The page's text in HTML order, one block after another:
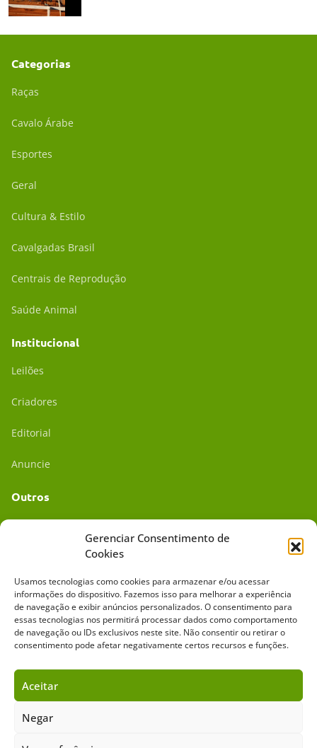
Gerenciar Consentimento de
Cookies
Usamos tecnologias como cookies para armazenar e/ou acessar
informações do dispositivo. Fazemos isso para melhorar a experiência
de navegação e exibir anúncios personalizados. O consentimento para
essas tecnologias nos permitirá processar dados como comportamento
de navegação ou IDs exclusivos neste site. Não consentir ou retirar o
consentimento pode afetar negativamente certos recursos e funções.
Aceitar
Negar
Categorias
Raças
Cavalo Árabe
Esportes
Geral
Cultura & Estilo
Cavalgadas Brasil
Centrais de Reprodução
Saúde Animal
Institucional
Leilões
Criadores
Editorial
Anuncie
Outros
Mídia Kit
Sobre o Cavalus Leilões Anuncie